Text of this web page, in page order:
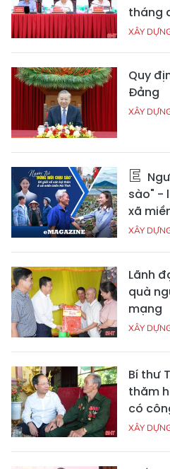
tháng
XÂY
Quy
Đảng
XÂY
sào" -
xã
XÂY
Lãnh
quà
mạng
XÂY
Bí thư
thăm
có
XÂY